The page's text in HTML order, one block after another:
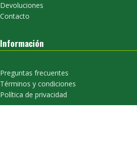
Devoluciones
Contacto
Información
Preguntas frecuentes
Términos y condiciones
Política de privacidad